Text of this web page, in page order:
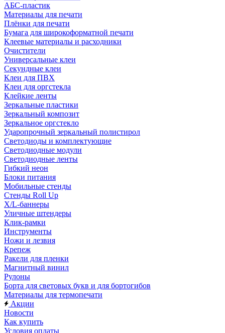
АБС-пластик
Материалы для печати
Плёнки для печати
Бумага для широкоформатной печати
Клеевые материалы и расходники
Очистители
Универсальные клеи
Секундные клеи
Клеи для ПВХ
Клеи для оргстекла
Клейкие ленты
Зеркальные пластики
Зеркальный композит
Зеркальное оргстекло
Ударопрочный зеркальный полистирол
Светодиоды и комплектующие
Светодиодные модули
Светодиодные ленты
Гибкий неон
Блоки питания
Мобильные стенды
Стенды Roll Up
X/L-баннеры
Уличные штендеры
Клик-рамки
Инструменты
Ножи и лезвия
Крепеж
Ракели для пленки
Магнитный винил
Рулоны
Борта для световых букв и для бортогибов
Материалы для термопечати
Акции
Новости
Как купить
Условия оплаты